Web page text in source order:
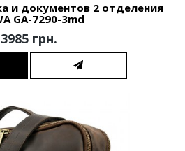
и документов 2 отделения
GA-7290-3md
3985 грн.